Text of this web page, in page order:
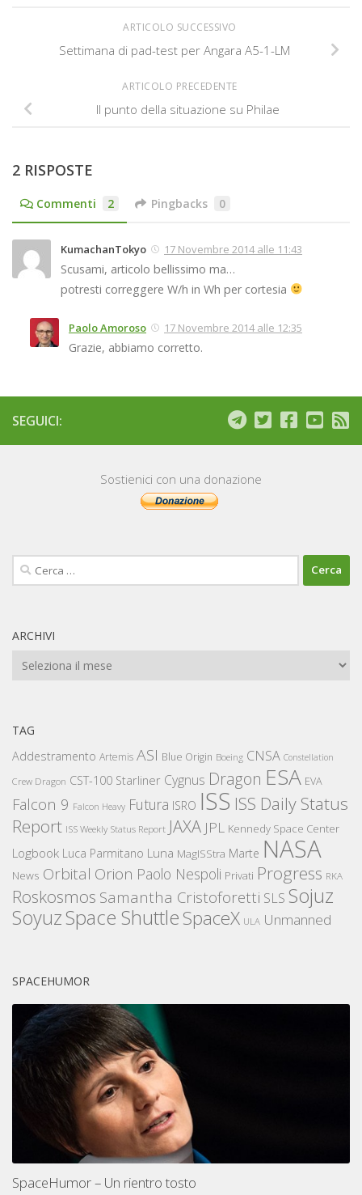
ARTICOLO SUCCESSIVO
Settimana di pad-test per Angara A5-1-LM
ARTICOLO PRECEDENTE
Il punto della situazione su Philae
2 RISPOSTE
Commenti 2 Pingbacks 0
KumachanTokyo 17 Novembre 2014 alle 11:43
Scusami, articolo bellissimo ma…
potresti correggere W/h in Wh per cortesia
Paolo Amoroso 17 Novembre 2014 alle 12:35
Grazie, abbiamo corretto.
SEGUICI:
Sostienici con una donazione
Ricerca
per:
ARCHIVI
Archivi
TAG
Addestramento Artemis ASI Blue Origin Boeing CNSA Constellation
Crew Dragon CST-100 Starliner Cygnus Dragon ESA EVA
Falcon 9 Falcon Heavy Futura ISRO ISS ISS Daily Status
Report ISS Weekly Status Report JAXA JPL Kennedy Space Center
Logbook Luca Parmitano Luna MagISStra Marte NASA
News Orbital Orion Paolo Nespoli Privati Progress RKA
Roskosmos Samantha Cristoforetti SLS Sojuz
SoyuzSpace ShuttleSpaceX ULA Unmanned
SPACEHUMOR
SpaceHumor – Un rientro tosto